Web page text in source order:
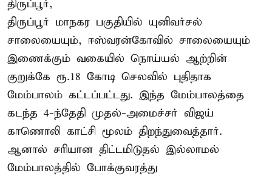
திருப்பூர்,
திருப்பூர் மாநகர பகுதியில் யுனிவர்சல்
சாலையையும், ஈஸ்வரன்கோவில் சாலையையும்
இணைக்கும் வகையில் நொய்யல் ஆற்றின்
குறுக்கே ரூ.18 கோடி செலவில் புதிதாக
மேம்பாலம் கட்டப்பட்டது. இந்த மேம்பாலத்தை
கடந்த 4-ந்தேதி முதல்-அமைச்சர் விஜய்
காணொலி காட்சி மூலம் திறந்துவைத்தார்.
ஆனால் சரியான திட்டமிடுதல் இல்லாமல்
மேம்பாலத்தில் போக்குவரத்து